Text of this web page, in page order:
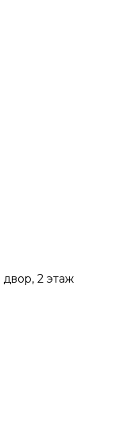
двор, 2 этаж